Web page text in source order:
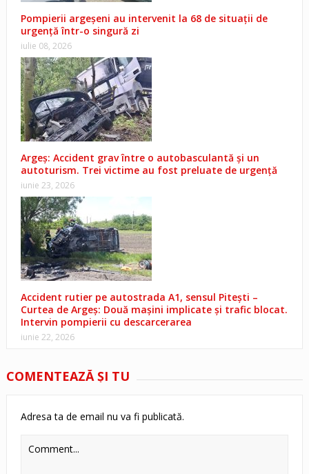
Pompierii argeșeni au intervenit la 68 de situații de
urgență într-o singură zi
iulie 08, 2026
Argeș: Accident grav între o autobasculantă și un
autoturism. Trei victime au fost preluate de urgență
iunie 23, 2026
Accident rutier pe autostrada A1, sensul Pitești –
Curtea de Argeș: Două mașini implicate și trafic blocat.
Intervin pompierii cu descarcerarea
iunie 22, 2026
COMENTEAZĂ ŞI TU
Adresa ta de email nu va fi publicată.